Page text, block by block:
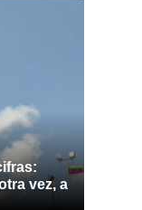
vez, a